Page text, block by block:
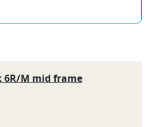
6R/M mid frame